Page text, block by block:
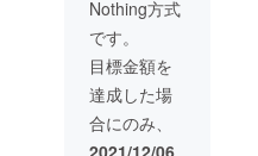
号
ていた
子様が
いる家
族に大
人気に
なりま
Nothing方式
です。
目標金額を
達成した場
合にのみ、